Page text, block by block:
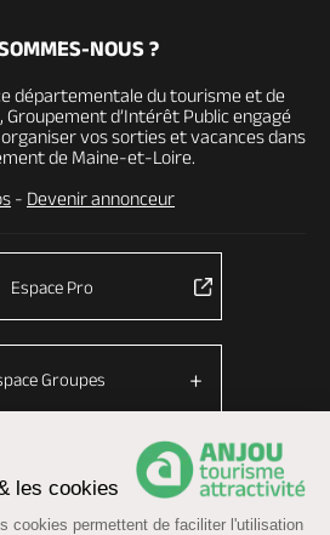
les cookies
cookies permettent de faciliter l'utilisation
NOUS ?
départementale du tourisme et de
Groupement d’Intérêt Public engagé
vos sorties et vacances dans
de Maine-et-Loire.
- Devenir annonceur
Espace Pro
Groupes
-Plan du site-Fonctionnement du site
-Données personnelles -Cookies